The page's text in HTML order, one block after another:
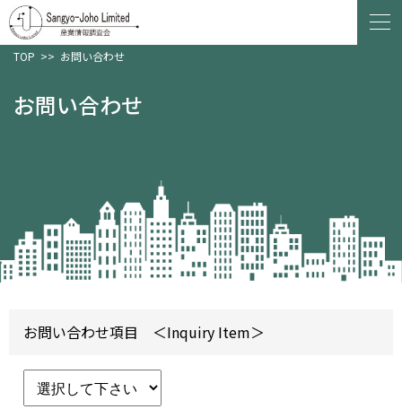
TOP >> お問い合わせ
お問い合わせ
お問い合わせ項目 ＜Inquiry Item＞